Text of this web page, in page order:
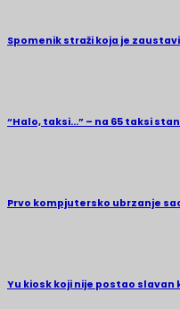
Spomenik straži koja je
“Halo, taksi…” – na 65 taksi
Prvo kompjutersko ubrzanje
Yu kiosk koji nije postao slavan